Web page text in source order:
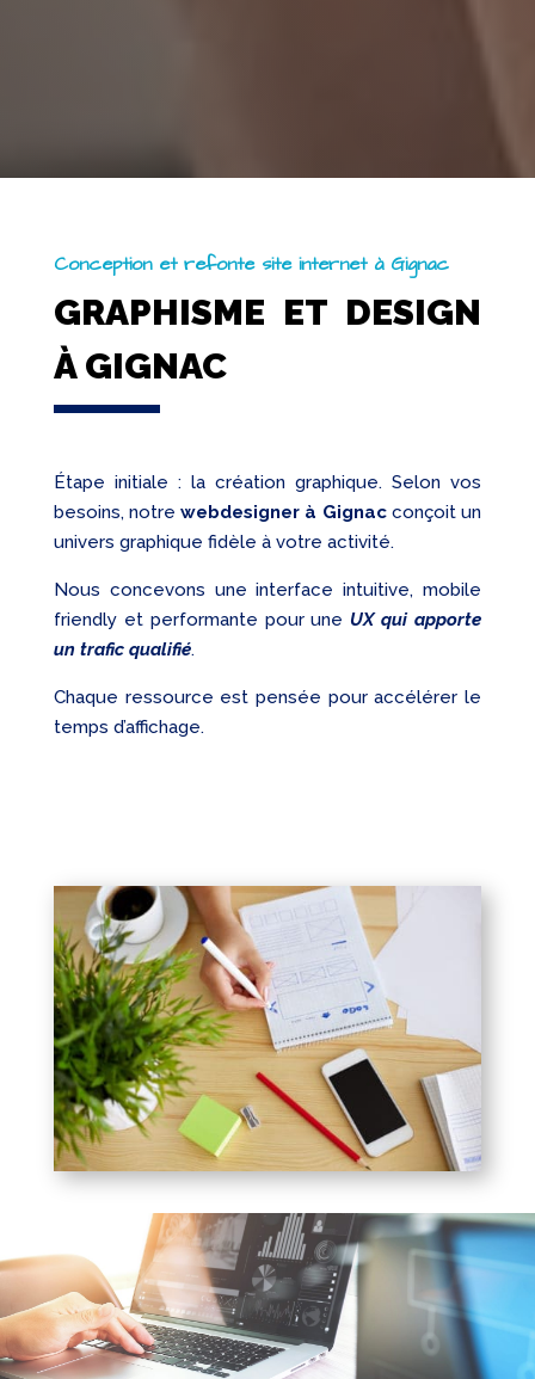
Conception et refonte site internet à Gignac
GRAPHISME ET DESIGN
À GIGNAC
Étape initiale : la création graphique. Selon vos
besoins, notrewebdesigner à Gignacconçoit un
univers graphique fidèle à votre activité.
Nous concevons une interface intuitive, mobile
friendly et performante pour une UX qui apporte
un trafic qualifié.
Chaque ressource est pensée pour accélérer le
temps d’affichage.